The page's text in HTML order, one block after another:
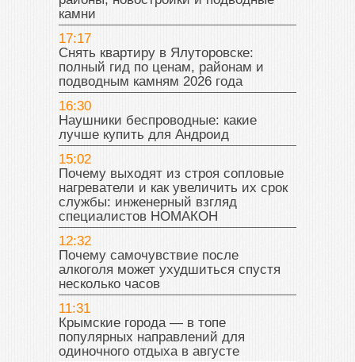
камни
17:17
Снять квартиру в Ялуторовске:
полный гид по ценам, районам и
подводным камням 2026 года
16:30
Наушники беспроводные: какие
лучше купить для Андроид
15:02
Почему выходят из строя сопловые
нагреватели и как увеличить их срок
службы: инженерный взгляд
специалистов НОМАКОН
12:32
Почему самочувствие после
алкоголя может ухудшиться спустя
несколько часов
11:31
Крымские города — в топе
популярных направлений для
одиночного отдыха в августе